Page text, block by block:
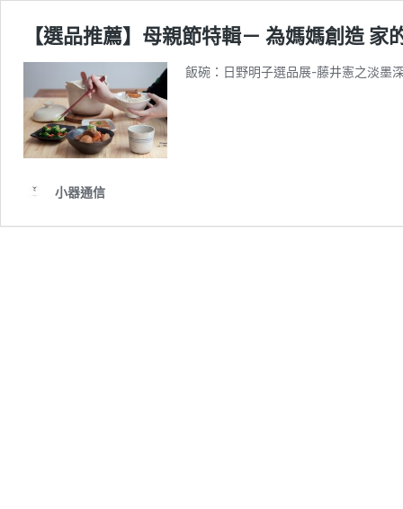
【選品推薦】母親節特輯－ 為媽媽創造 家
飯碗：日野明子選品展-藤井憲之淡
小器通信